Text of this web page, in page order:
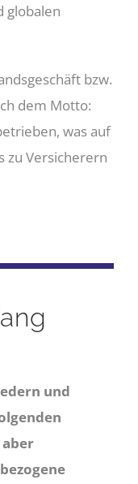
globalen
bzw.
dem Motto:
was auf
zu Versicherern
und